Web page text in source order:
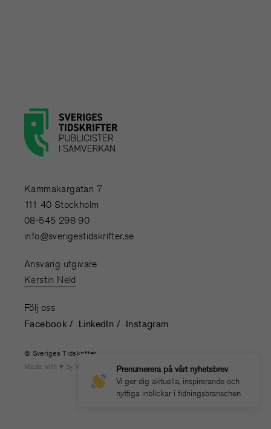
Prenumerera på vårt nyhetsbrev
Vi ger dig aktuella, inspirerande och
nyttiga inblickar i tidningsbranschen
Kammakargatan 7
111 40 Stockholm
08-545 298 90
info@sverigestidskrifter.se
Ansvarig utgivare
Kerstin Neld
Följ oss
Facebook LinkedIn Instagram
© Sveriges Tidskrifter
Made with
by WONDERFOUR